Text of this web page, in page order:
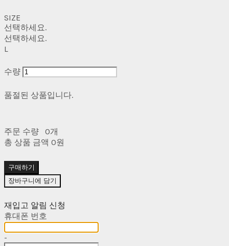
SIZE
선택하세요.
선택하세요.
L
수량
품절된 상품입니다.
주문 수량
0개
총 상품 금액 0원
구매하기
장바구니에 담기
재입고 알림 신청
휴대폰 번호
-